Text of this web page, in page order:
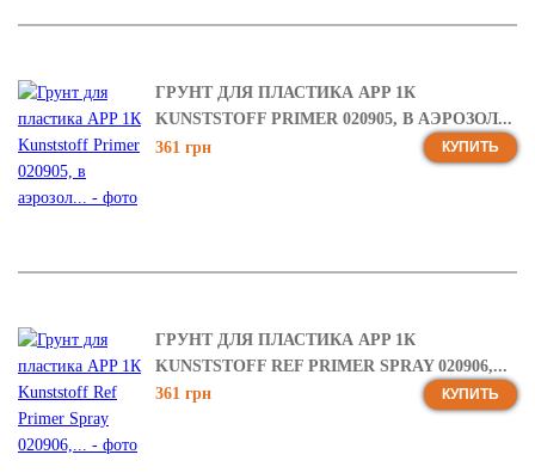
ГРУНТ ДЛЯ ПЛАСТИКА APP 1К
KUNSTSTOFF PRIMER 020905, В АЭРОЗОЛ...
361 грн
КУПИТЬ
ГРУНТ ДЛЯ ПЛАСТИКА APP 1К
KUNSTSTOFF REF PRIMER SPRAY 020906,...
361 грн
КУПИТЬ